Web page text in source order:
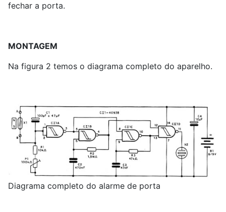
fechar a porta.
MONTAGEM
Na figura 2 temos o diagrama completo do aparelho.
Diagrama completo do alarme de porta